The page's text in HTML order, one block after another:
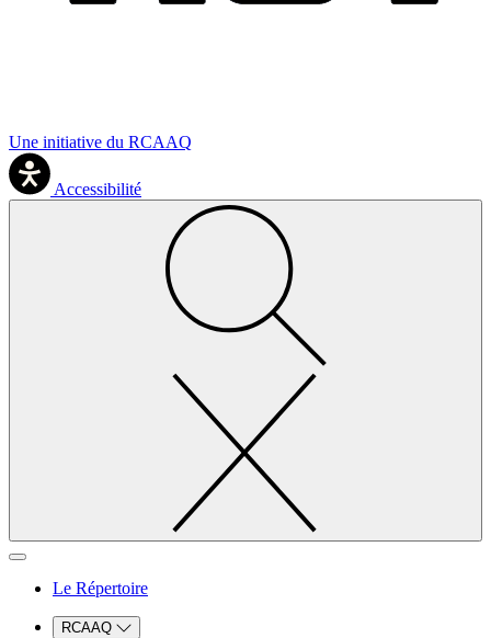
Une initiative du RCAAQ
Accessibilité
Le Répertoire
RCAAQ